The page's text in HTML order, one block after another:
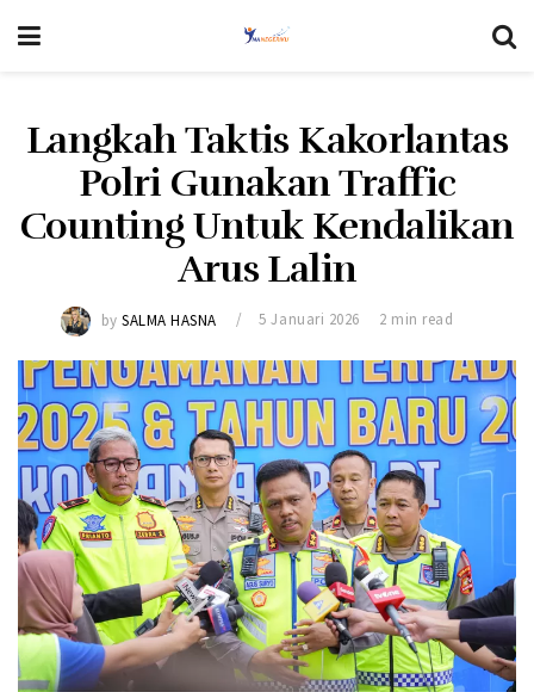
Langkah Taktis Kakorlantas
Polri Gunakan Traffic
Counting Untuk Kendalikan
Arus Lalin
by SALMA HASNA 5 Januari 2026 2 min read